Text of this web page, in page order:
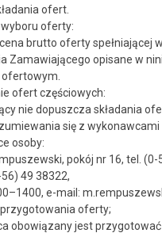
ofert.
oferty:
brutto oferty spełniającej
Zamawiającego opisane w
ofert częściowych:
nie dopuszcza składania
się z
osoby:
pokój nr 16, tel. (0-
49 38322,
e-mail:
oferty;
obowiązany jest